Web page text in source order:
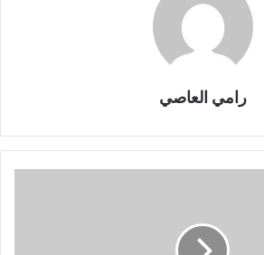
رامي العاصي